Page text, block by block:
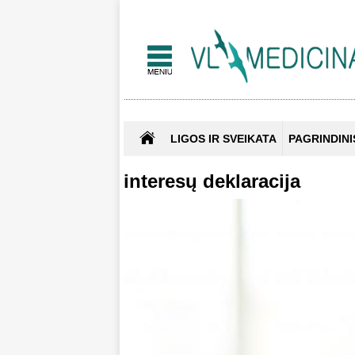
LIGOS IR SVEIKATA
interesų deklaracija